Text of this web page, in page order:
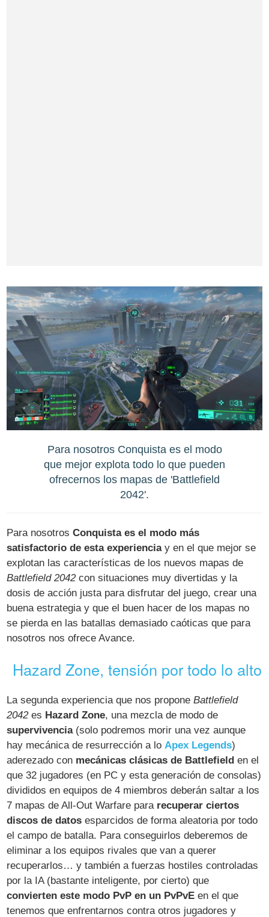
Para nosotros Conquista es el modo
que mejor explota todo lo que pueden
ofrecernos los mapas de 'Battlefield
2042'.
Para nosotrosConquista es el modo más
satisfactorio de esta experienciay en el que mejor se
explotan las características de los nuevos mapas de
Battlefield 2042con situaciones muy divertidas y la
dosis de acción justa para disfrutar del juego, crear una
buena estrategia y que el buen hacer de los mapas no
se pierda en las batallas demasiado caóticas que para
nosotros nos ofrece Avance.
Hazard Zone, tensión por todo lo alto
La segunda experiencia que nos proponeBattlefield
2042es Hazard Zone, una mezcla de modo de
supervivencia(solo podremos morir una vez aunque
hay mecánica de resurrección a loApex Legends)
aderezado con mecánicas clásicas de Battlefield en el
que 32 jugadores (en PC y esta generación de consolas)
divididos en equipos de 4 miembros deberán saltar a los
7 mapas de All-Out Warfare para recuperar ciertos
discos de datos esparcidos de forma aleatoria por todo
el campo de batalla. Para conseguirlos deberemos de
eliminar a los equipos rivales que van a querer
recuperarlos… y también a fuerzas hostiles controladas
por la IA (bastante inteligente, por cierto) que
convierten este modo PvP en un PvPvE en el que
tenemos que enfrentarnos contra otros jugadores y